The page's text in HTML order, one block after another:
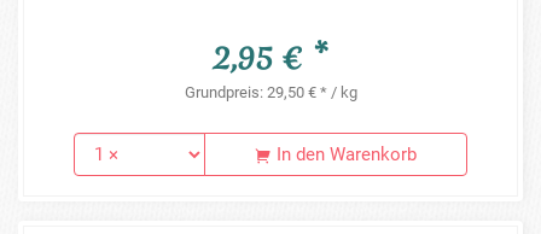
2,95 € *
Grundpreis: 29,50 € * / kg
In den Warenkorb